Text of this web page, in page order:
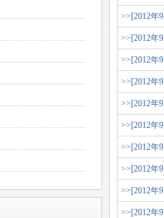
>>[2012年
>>[2012年
>>[2012年
>>[2012年
>>[2012年
>>[2012年
>>[2012年
>>[2012年
>>[2012年
>>[2012年